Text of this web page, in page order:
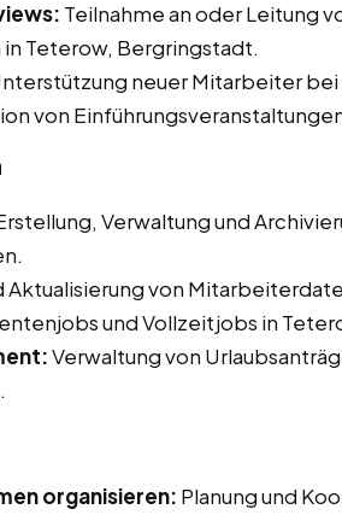
Teilnahme an oder Leitung
Teterow, Bergringstadt.
neuer Mitarbeiter
von
Verwaltung und
Aktualisierung von
und Vollzeitjobs in
Verwaltung von
organisieren: Planung und